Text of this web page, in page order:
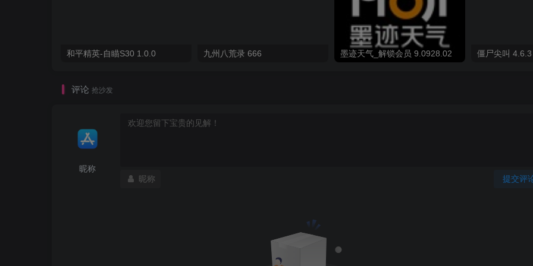
和平精英-自瞄S30 1.0.0 九州八荒录 666 墨迹天气_解锁会员 9.0928.02 僵尸尖叫 4.6.3
评论 抢沙发
昵称
提交评
昵称